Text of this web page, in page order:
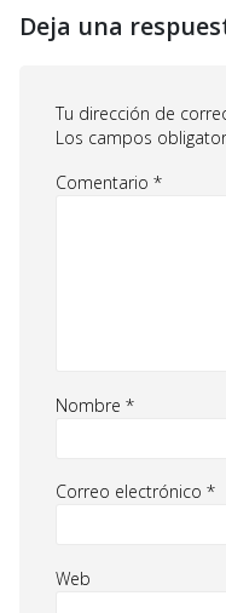
Deja una
Tu dirección de
Los campos
Comentario *
Nombre *
Correo electrónico *
Web